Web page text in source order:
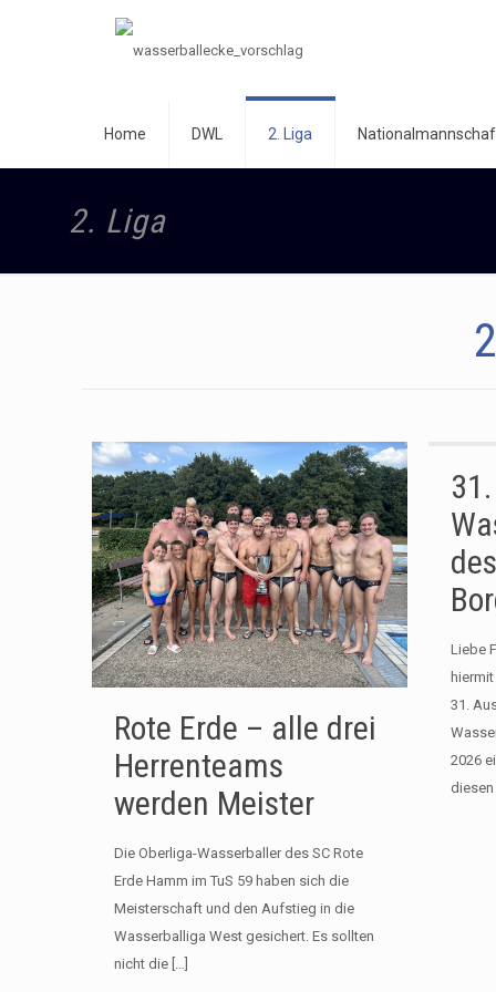
Home DWL 2. Liga
2. Liga
Rote Erde – alle drei
Herrenteams
werden Meister
Die Oberliga-Wasserballer des SC Rote
Erde Hamm im TuS 59 haben sich die
Meisterschaft und den Aufstieg in die
Wasserballiga West gesichert. Es sollten
nicht die […]
Liebe
31.
2026
diesen